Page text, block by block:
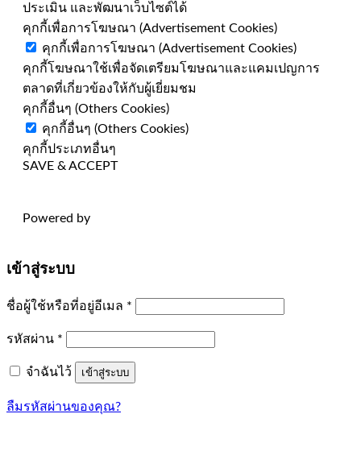
ประเมิน และพัฒนาเว็บไซต์ได้
คุกกี้เพื่อการโฆษณา (Advertisement Cookies)
คุกกี้เพื่อการโฆษณา (Advertisement Cookies)
คุกกี้โฆษณาใช้เพื่อจัดเตรียมโฆษณาและแคมเปญการ
ตลาดที่เกี่ยวข้องให้กับผู้เยี่ยมชม
คุกกี้อื่นๆ (Others Cookies)
คุกกี้อื่นๆ (Others Cookies)
คุกกี้ประเภทอื่นๆ
SAVE & ACCEPT
Powered by
เข้าสู่ระบบ
ชื่อผู้ใช้หรือที่อยู่อีเมล *
รหัสผ่าน *
จำฉันไว้ เข้าสู่ระบบ
ลืมรหัสผ่านของคุณ?